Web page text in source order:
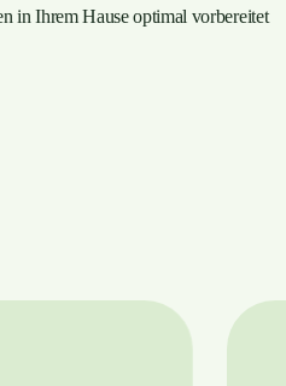
in Ihrem Hause optimal vorbereitet